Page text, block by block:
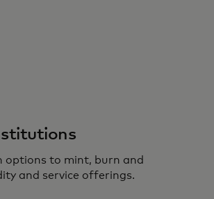
options to mint, burn and
and service offerings.